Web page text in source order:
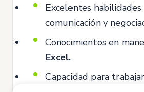
Excelentes habilidades
comunicación y
Conocimientos en
Excel.
Capacidad para